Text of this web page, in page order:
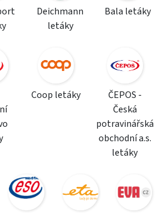
Deichmann
letáky
Bala letáky
Coop letáky
ČEPOS -
Česká
potravinářská
obchodní a.s.
letáky